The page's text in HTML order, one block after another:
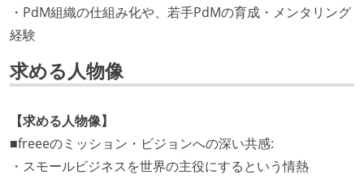
・PdM組織の仕組み化や、若手PdMの育成・メンタリング
経験
求める人物像
【求める人物像】
■freeeのミッション・ビジョンへの深い共感:
・スモールビジネスを世界の主役にするという情熱